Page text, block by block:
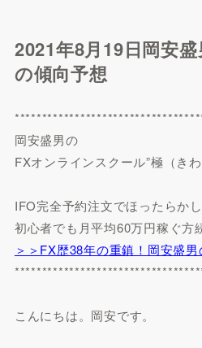
2021年8月19日岡安
の傾向予想
岡安盛男の
FXオンラインスクール”極（き
IFO完全予約注文でほったらかし
初心者でも月平均60万円稼ぐ方
＞＞FX歴38年の重鎮！岡安盛
こんにちは。岡安です。